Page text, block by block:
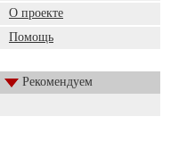
О проекте
Помощь
Рекомендуем